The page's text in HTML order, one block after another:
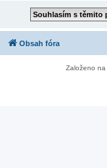
Obsah fóra
Založeno na